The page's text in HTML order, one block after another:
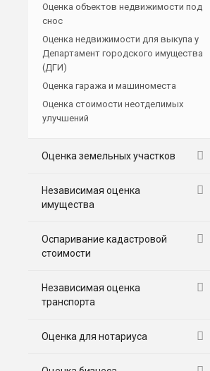
Оценка объектов недвижимости под
снос
Оценка недвижимости для выкупа у
Департамент городского имущества
(ДГИ)
Оценка гаража и машиноместа
Оценка стоимости неотделимых
улучшений
Оценка земельных участков
Независимая оценка
имущества
Оспаривание кадастровой
стоимости
Независимая оценка
транспорта
Оценка для нотариуса